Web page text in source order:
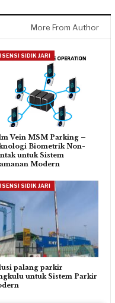
More From Author
SIDIK JARI
Vein MSM Parking –
Biometrik Non-
untuk Sistem
Modern
SIDIK JARI
palang parkir
untuk Sistem Parkir